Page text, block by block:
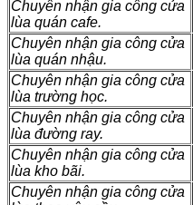
Chuyên nhận gia công cửa
lùa quán cafe.
Chuyên nhận gia công cửa
lùa quán nhậu.
Chuyên nhận gia công cửa
lùa trường học.
Chuyên nhận gia công cửa
lùa đường ray.
Chuyên nhận gia công cửa
lùa kho bãi.
Chuyên nhận gia công cửa